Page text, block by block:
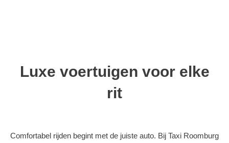
Luxe voertuigen voor elke
rit
Comfortabel rijden begint met de juiste auto. Bij Taxi Roomburg